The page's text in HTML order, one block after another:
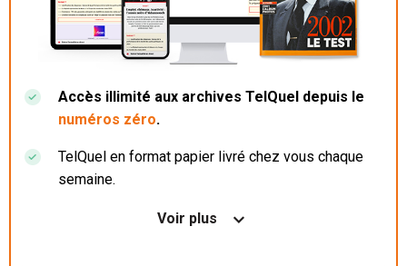
Accès illimité aux archives TelQuel depuis le
numéros zéro.
TelQuel en format papier livré chez vous chaque
semaine.
Nos articles en illimité sur ordinateur, tablette et
Voir plus